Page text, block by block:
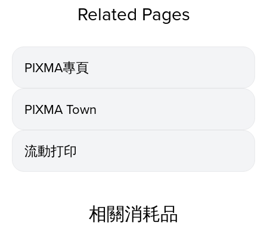
Related Pages
PIXMA專頁
PIXMA Town
流動打印
相關消耗品